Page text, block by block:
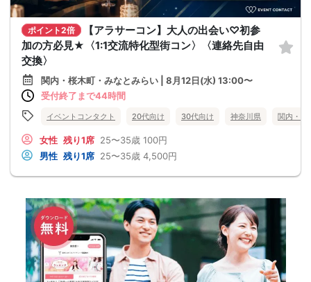
ポイント2倍
【アラサーコン】大人の出会い♡初参
加の方必見★〈1:1交流特化型街コン〉〈連絡先自由
交換〉
関内・桜木町・みなとみらい | 8月12日(水) 13:00〜
受付終了まで44時間
イベントコンタクト 20代向け 30代向け 神奈川県 関内・桜
女性 残り1席 25〜35歳 100円
男性 残り1席 25〜35歳 4,500円